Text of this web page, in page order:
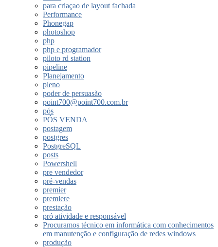
para criaçao de layout fachada
Performance
Phonegap
photoshop
php
php e programador
piloto rd station
pipeline
Planejamento
pleno
poder de persuasão
point700@point700.com.br
pós
PÓS VENDA
postagem
postgres
PostgreSQL
posts
Powershell
pre vendedor
pré-vendas
premier
premiere
prestação
pró atividade e responsável
Procuramos técnico em informática com conhecimentos
em manutenção e configuração de redes windows
produção